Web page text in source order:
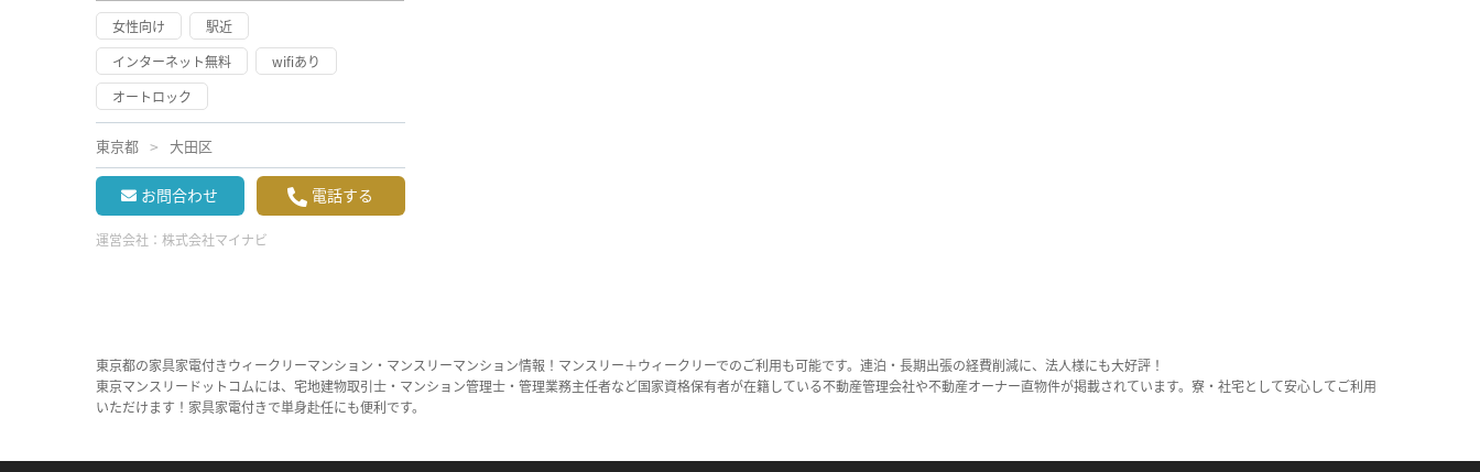
女性向け
駅近
インターネット無料
wifiあり
オートロック
東京都 大田区
お問合わせ 電話する
運営会社： 株式会社マイナビ
東京都の家具家電付きウィークリーマンション・マンスリーマンション情報！マンスリー＋ウィークリーでのご利用も可能です。連泊・長期出張の経費削減に、法人様にも大好評！
東京マンスリードットコムには、宅地建物取引士・マンション管理士・管理業務主任者など国家資格保有者が在籍している不動産管理会社や不動産オーナー直物件が掲載されています。寮・社宅として安心してご利用
いただけます！家具家電付きで単身赴任にも便利です。